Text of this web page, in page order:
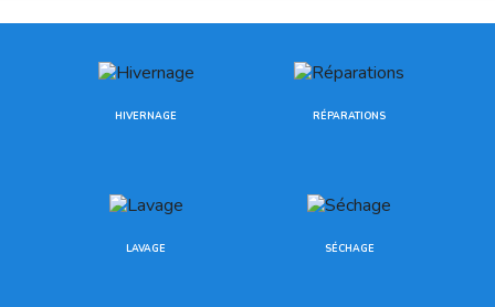
HIVERNAGE RÉPARATIONS
LAVAGE SÉCHAGE